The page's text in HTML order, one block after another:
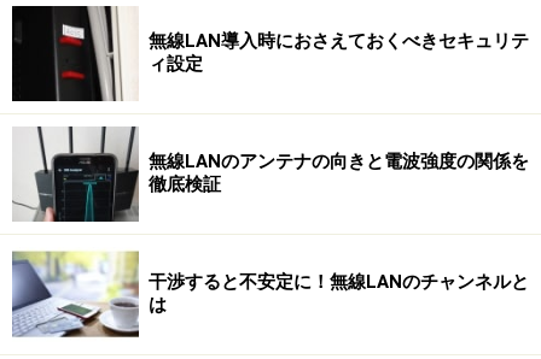
無線LAN導入時におさえておくべきセキュリテ
ィ設定
無線LANのアンテナの向きと電波強度の関係を
徹底検証
干渉すると不安定に！無線LANのチャンネルと
は